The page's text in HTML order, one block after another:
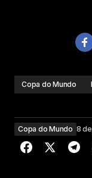
Copa do Mundo
Copa do Mundo 8